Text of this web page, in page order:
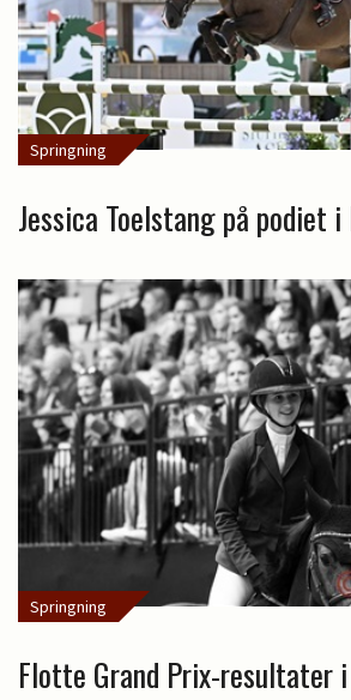
Springning
Jessica Toelstang på podiet
Springning
Flotte Grand Prix-resultater